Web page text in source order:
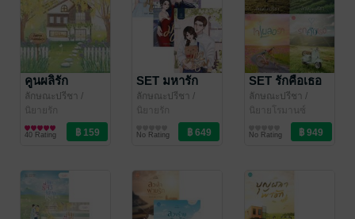
คูนผลิรัก
ลักษณะปรีชา /
ทักษาวารี
นิยายรัก
40 Rating
SET มหารัก
ลักษณะปรีชา /
ทักษาวารี
นิยายรัก
No Rating
SET รักคือเธอ
ลักษณะปรีชา /
ทักษาวารี
นิยายโรมานซ์
No Rating